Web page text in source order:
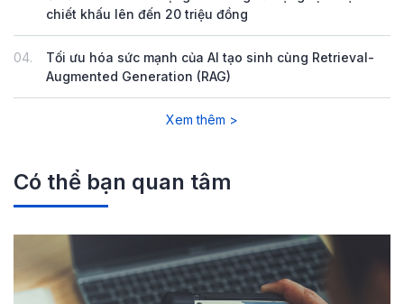
chiết khấu lên đến 20 triệu đồng
04.
Tối ưu hóa sức mạnh của AI tạo sinh cùng Retrieval-
Augmented Generation (RAG)
Xem thêm >
Có thể bạn quan tâm